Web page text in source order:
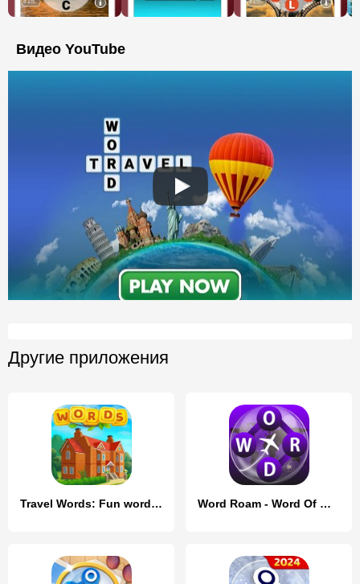
Видео YouTube
Другие приложения
Travel Words: Fun word games Word Roam - Word Of Wonders